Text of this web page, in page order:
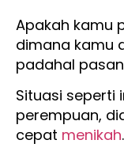
Apakah kamu
dimana kamu
padahal
Situasi seperti
perempuan,
cepat menikah.